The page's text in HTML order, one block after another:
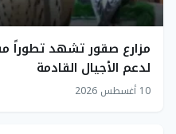
مزارع صقور تشهد تطوراً
لدعم الأجيال القادمة
10 أغسطس 2026